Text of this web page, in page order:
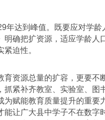
达到峰值。既要应对学龄
确把扩资源，适应学龄人
迫性。
资源总量的扩容，更要不
紧补齐教室、实验室、图
赋能教育质量提升的重要
让广大县中学子不在数字